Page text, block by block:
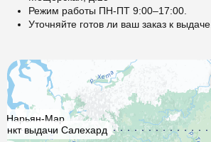
Режим работы ПН-ПТ 9:00–17:00.
Уточняйте готов ли ваш заказ к выдаче.